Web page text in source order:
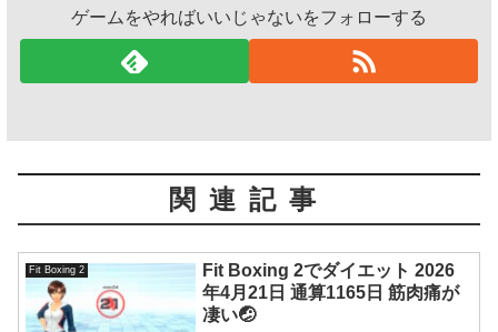
ゲームをやればいいじゃないをフォローする
関連記事
Fit Boxing 2
Fit Boxing 2でダイエット 2026
年4月21日 通算1165日 筋肉痛が
凄い🤕